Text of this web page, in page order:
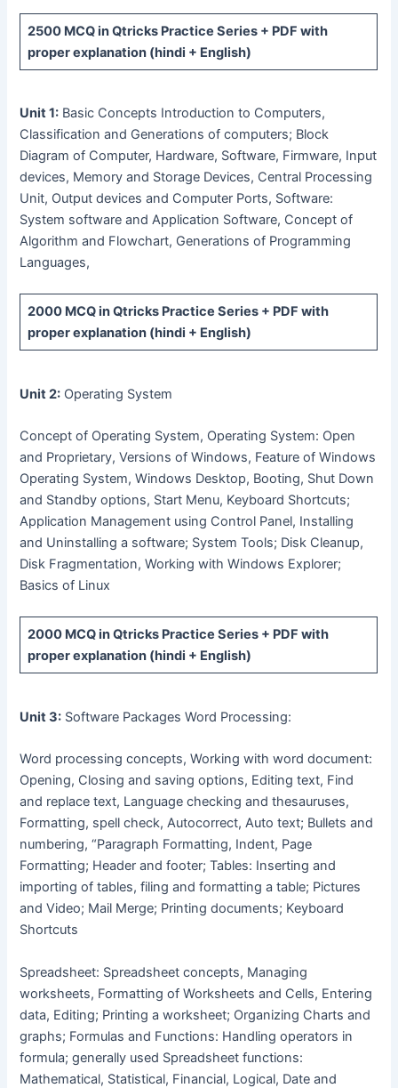
2500 MCQin Qtricks Practice Series + PDF with
proper explanation (hindi + English)
Unit 1: Basic Concepts Introduction to Computers,
Classification and Generations of computers; Block
Diagram of Computer, Hardware, Software, Firmware, Input
devices, Memory and Storage Devices, Central Processing
Unit, Output devices and Computer Ports, Software:
System software and Application Software, Concept of
Algorithm and Flowchart, Generations of Programming
Languages,
2000 MCQin Qtricks Practice Series + PDF with
proper explanation (hindi + English)
Unit 2: Operating System
Concept of Operating System, Operating System: Open
and Proprietary, Versions of Windows, Feature of Windows
Operating System, Windows Desktop, Booting, Shut Down
and Standby options, Start Menu, Keyboard Shortcuts;
Application Management using Control Panel, Installing
and Uninstalling a software; System Tools; Disk Cleanup,
Disk Fragmentation, Working with Windows Explorer;
Basics of Linux
2000 MCQin Qtricks Practice Series + PDF with
proper explanation (hindi + English)
Unit 3: Software Packages Word Processing:
Word processing concepts, Working with word document:
Opening, Closing and saving options, Editing text, Find
and replace text, Language checking and thesauruses,
Formatting, spell check, Autocorrect, Auto text; Bullets and
numbering, “Paragraph Formatting, Indent, Page
Formatting; Header and footer; Tables: Inserting and
importing of tables, filing and formatting a table; Pictures
and Video; Mail Merge; Printing documents; Keyboard
Shortcuts
Spreadsheet: Spreadsheet concepts, Managing
worksheets, Formatting of Worksheets and Cells, Entering
data, Editing; Printing a worksheet; Organizing Charts and
graphs; Formulas and Functions: Handling operators in
formula; generally used Spreadsheet functions:
Mathematical, Statistical, Financial, Logical, Date and